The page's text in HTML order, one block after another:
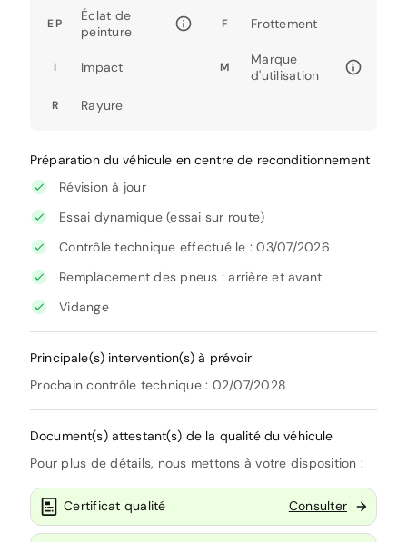
EP
Éclat de
peinture
F Frottement
I Impact M
Marque
d'utilisation
R Rayure
Préparation du véhicule en centre de reconditionnement
Révision à jour
Essai dynamique (essai sur route)
Contrôle technique effectué le : 03/07/2026
Remplacement des pneus : arrière et avant
Vidange
Principale(s) intervention(s) à prévoir
Prochain contrôle technique : 02/07/2028
Document(s) attestant(s) de la qualité du véhicule
Pour plus de détails, nous mettons à votre disposition :
Certificat qualité Consulter